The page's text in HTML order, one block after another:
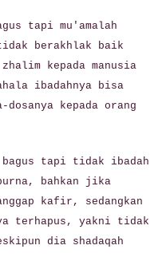
tapi mu'amalah
berakhlak baik
kepada manusia
ibadahnya bisa
dosanya kepada orang
bagus tapi tidak ibadah
bahkan jika
kafir, sedangkan
terhapus, yakni tidak
dia shadaqah